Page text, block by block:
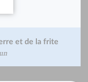
et de la frite